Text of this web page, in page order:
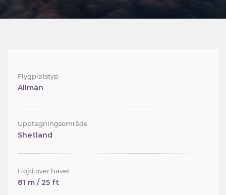
Flygplatstyp
Allmän
Upptagningsområde
Shetland
Höjd över havet
81 m / 25 ft